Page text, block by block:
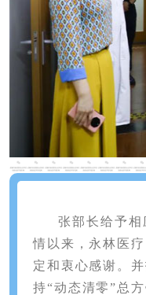
张部长给予
情以来，永林医
定和衷心感谢。
持“动态清零”总